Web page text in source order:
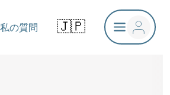
私の質問 🇯🇵